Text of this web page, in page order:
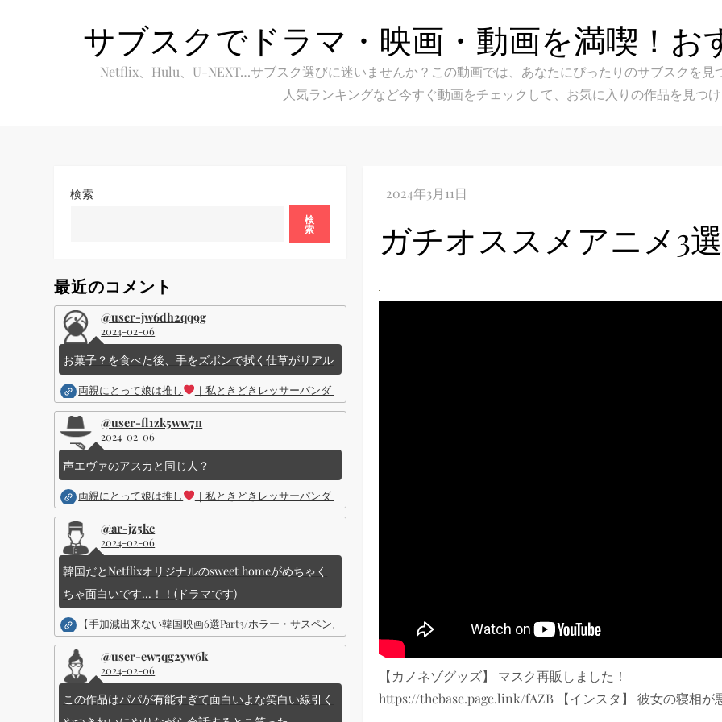
サブスクでドラマ・映画・動画を満喫！お
Netflix、Hulu、U-NEXT…サブスク選びに迷いませんか？この動画では、あなたにぴったりのサブスクを見
人気ランキングなど今すぐ動画をチェックして、お気に入りの作品を見つけ
ガチオススメアニメ3
【カノネゾグッズ】 マスク再販しました！
https://thebase.page.link/fAZB 【インスタ】 彼女の寝相が
検索
検
索
最近のコメント
@user-jw6dh2qq9g
2024-02-06
お菓子？を食べた後、手をズボンで拭く仕草がリアル
両親にとって娘は推し ｜私ときどきレッサーパンダ ｜Disney (ディズニープラス）
@user-fl1zk5ww7n
2024-02-06
声エヴァのアスカと同じ人？
両親にとって娘は推し ｜私ときどきレッサーパンダ ｜Disney (ディズニープラス）
@ar-jz5kc
2024-02-06
韓国だとNetflixオリジナルのsweet homeがめちゃく
ちゃ面白いです...！！(ドラマです)
【手加減出来ない韓国映画6選Part3/ホラー・サスペンス・ノワール】韓国至上の《最凶の悪》が登場する韓国映画。
@user-ew5qg2yw6k
2024-02-06
この作品はパパが有能すぎて面白いよな笑白い線引く